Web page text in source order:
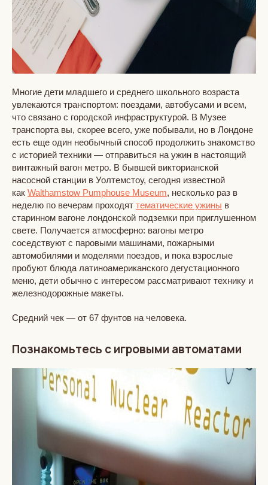
Многие дети младшего и среднего школьного возраста
увлекаются транспортом: поездами, автобусами и всем,
что связано с городской инфраструктурой. В Музее
транспорта вы, скорее всего, уже побывали, но в Лондоне
есть еще один необычный способ продолжить знакомство
с историей техники — отправиться на ужин в настоящий
винтажный вагон метро. В бывшей викторианской
насосной станции в Уолтемстоу, сегодня известной
как Walthamstow Pumphouse Museum, несколько раз в
неделю по вечерам проходят тематические ужины в
старинном вагоне лондонской подземки при приглушенном
свете. Получается атмосферно: вагоны метро
соседствуют с паровыми машинами, пожарными
автомобилями и моделями поездов, и пока взрослые
пробуют блюда латиноамериканского дегустационного
меню, дети обычно с интересом рассматривают технику и
железнодорожные макеты.
Средний чек — от 67 фунтов на человека.
Познакомьтесь с игровыми автоматами